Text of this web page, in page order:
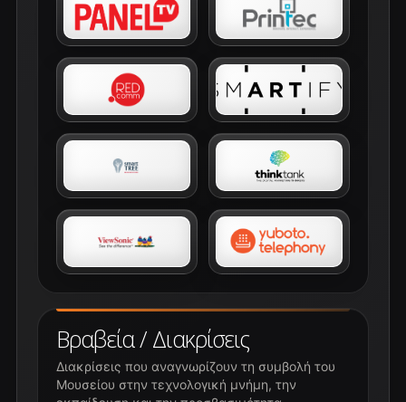
Βραβεία / Διακρίσεις
Διακρίσεις που αναγνωρίζουν τη συμβολή του
Μουσείου στην τεχνολογική μνήμη, την